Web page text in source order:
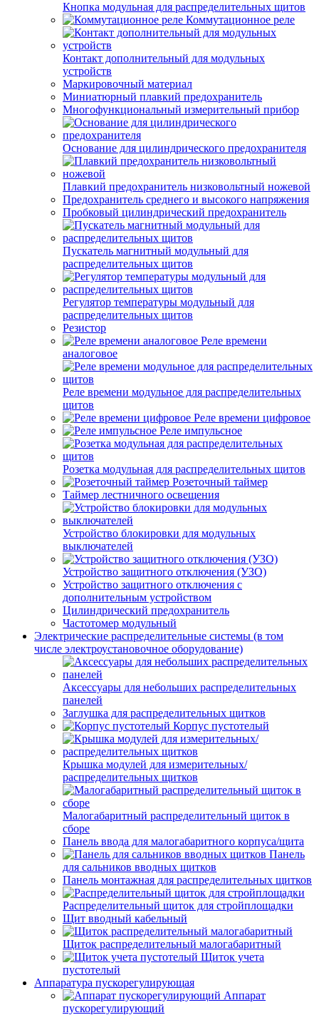
Кнопка модульная для распределительных щитов
Коммутационное реле
Контакт дополнительный для модульных
устройств
Маркировочный материал
Миниатюрный плавкий предохранитель
Многофункциональный измерительный прибор
Основание для цилиндрического предохранителя
Плавкий предохранитель низковольтный ножевой
Предохранитель среднего и высокого напряжения
Пробковый цилиндрический предохранитель
Пускатель магнитный модульный для
распределительных щитов
Регулятор температуры модульный для
распределительных щитов
Резистор
Реле времени
аналоговое
Реле времени модульное для распределительных
щитов
Реле времени цифровое
Реле импульсное
Розетка модульная для распределительных щитов
Розеточный таймер
Таймер лестничного освещения
Устройство блокировки для модульных
выключателей
Устройство защитного отключения (УЗО)
Устройство защитного отключения с
дополнительным устройством
Цилиндрический предохранитель
Частотомер модульный
Электрические распределительные системы (в том
числе электроустановочное оборудование)
Аксессуары для небольших распределительных
панелей
Заглушка для распределительных щитков
Корпус пустотелый
Крышка модулей для измерительных/
распределительных щитков
Малогабаритный распределительный щиток в
сборе
Панель ввода для малогабаритного корпуса/щита
Панель
для сальников вводных щитков
Панель монтажная для распределительных щитков
Распределительный щиток для стройплощадки
Щит вводный кабельный
Щиток распределительный малогабаритный
Щиток учета
пустотелый
Аппаратура пускорегулирующая
Аппарат
пускорегулирующий